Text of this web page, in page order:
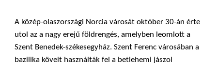
A közép-olaszországi Norcia városát október 30-án érte
utol az a nagy erejű földrengés, amelyben leomlott a
Szent Benedek-székesegyház. Szent Ferenc városában a
bazilika köveit használták fel a betlehemi jászol